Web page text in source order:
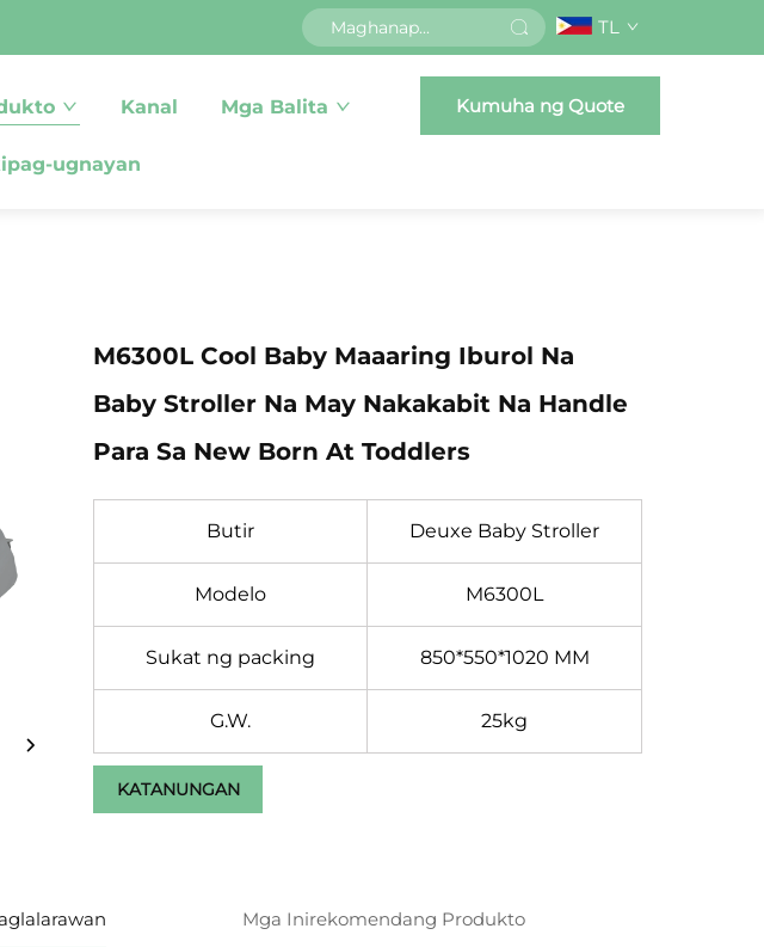
TL
Kanal Mga Balita
ugnayan
Kumuha ng Quote
M6300L Cool Baby Maaaring Iburol Na
Baby Stroller Na May Nakakabit Na Handle
Para Sa New Born At Toddlers
Butir Deuxe Baby Stroller
Modelo M6300L
Sukat ng packing 850*550*1020 MM
G.W. 25kg
KATANUNGAN
Mga Inirekomendang Produkto